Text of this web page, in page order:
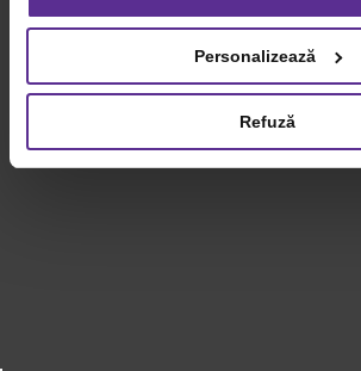
privind utilizarea modulelor cookie.Detalii
Personalizează
Refuză